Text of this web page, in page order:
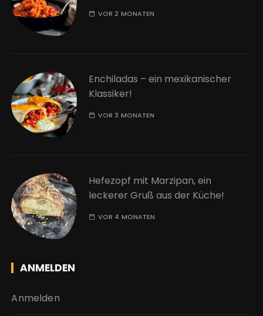
VOR 2 MONATEN
Enchiladas – ein mexikanischer
Klassiker!
VOR 3 MONATEN
Hefezopf mit Marzipan, ein
leckerer Gruß aus der Küche!
VOR 4 MONATEN
ANMELDEN
Anmelden